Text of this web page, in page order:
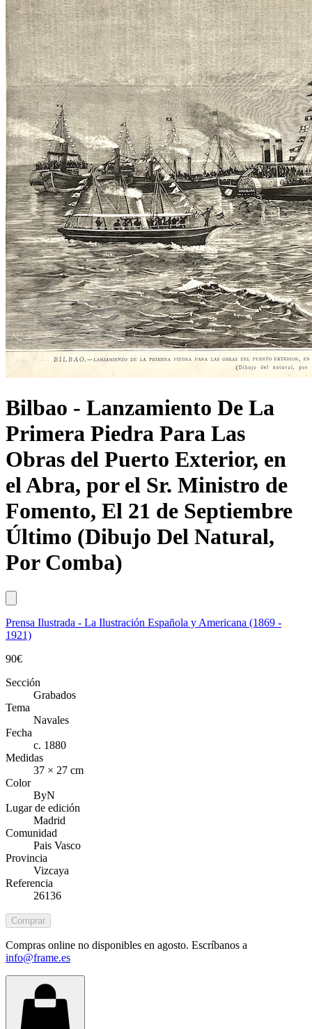
Bilbao - Lanzamiento De La
Primera Piedra Para Las
Obras del Puerto Exterior, en
el Abra, por el Sr. Ministro de
Fomento, El 21 de Septiembre
Último (Dibujo Del Natural,
Por Comba)
Prensa Ilustrada - La Ilustración Española y Americana (1869 -
1921)
90€
Sección
Grabados
Tema
Navales
Fecha
c. 1880
Medidas
37 × 27 cm
Color
ByN
Lugar de edición
Madrid
Comunidad
Pais Vasco
Provincia
Vizcaya
Referencia
26136
Comprar
Compras online no disponibles en agosto. Escríbanos a
info@frame.es